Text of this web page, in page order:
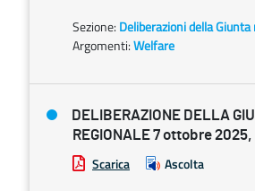
Sezione: Deliberazioni della
Argomenti:Welfare
DELIBERAZIONE DELLA
REGIONALE 7 ottobre 2025,
Scarica Ascolta